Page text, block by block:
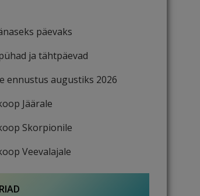
päevaks
ja tähtpäevad
ennustus augustiks 2026
Jäärale
Skorpionile
Veevalajale